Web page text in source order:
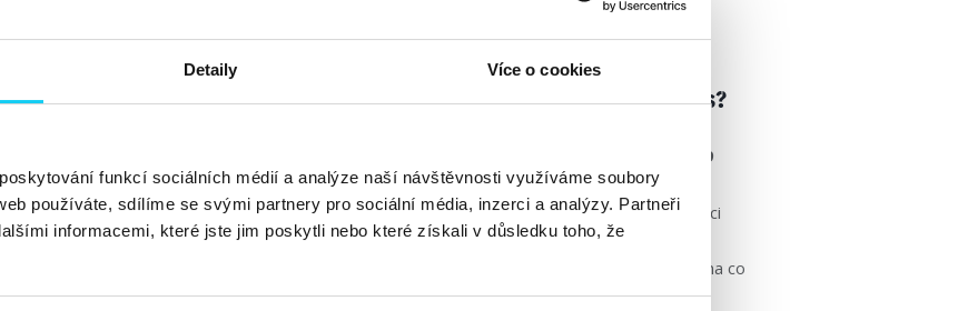
Detaily Více o cookies
funkcí sociálních médií a analýze naší návštěvnosti využíváme soubory
používáte, sdílíme se svými partnery pro sociální média, inzerci a analýzy. Partneři
informacemi, které jste jim poskytli nebo které získali v důsledku toho, že
Co s novou funkcí chat v Instastories?
26. 7. 2019
Už chvilku můžete ve Stories na Instagramu využívat funkci
chat. Zatím není dostupná úplně všem, ale to je
pravděpodobně záležitost několika týdnů. Jak ji použít? A na co
si dát pozor? 🤔